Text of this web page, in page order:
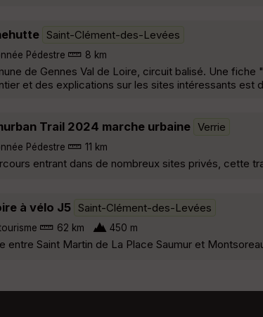
Saint-Clément-des-Levées
Pédestre 8 km
de Gennes Val de Loire, circuit balisé. Une
et des explications sur les sites intéressants est
Trail 2024 marche urbaine Verrie
Pédestre 11 km
entrant dans de nombreux sites privés, cette
à vélo J5 Saint-Clément-des-Levées
62 km 450 m
entre Saint Martin de La Place Saumur et